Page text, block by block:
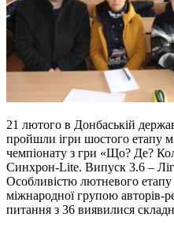
21 лютого в Донбаській
пройшли ігри шостого етапу
чемпіонату з гри «Що? Де?
Синхрон-Lite. Випуск 3.6 –
Особливістю лютневого етапу
міжнародної групою авторів-
питання з 36 виявилися